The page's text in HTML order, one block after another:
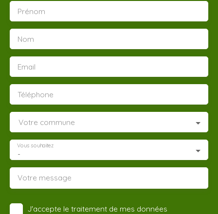
Prénom
Nom
Email
Téléphone
Votre commune
-
Vous souhaitez
Votre message
J'accepte le traitement de mes données